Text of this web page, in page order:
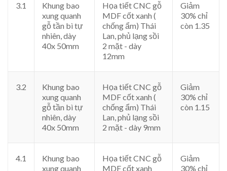
3.1
Khung bao
xung quanh
gỗ tần bì tự
nhiên, dày
40x 50mm
Họa tiết CNC gỗ
MDF cốt xanh (
chống ẩm) Thái
Lan, phủ lạng sồi
2 mặt - dày
12mm
Giảm
30% chỉ
còn 1.35
3.2
Khung bao
xung quanh
gỗ tần bì tự
nhiên, dày
40x 50mm
Họa tiết CNC gỗ
MDF cốt xanh (
chống ẩm) Thái
Lan, phủ lạng sồi
2 mặt - dày 9mm
Giảm
30% chỉ
còn 1.15
4.1
Khung bao
xung quanh
Họa tiết CNC gỗ
MDF cốt xanh
Giảm
30% chỉ